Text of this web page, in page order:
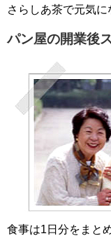
さらしあ茶で元気に
パン屋の開業後
食事は1日分をまと